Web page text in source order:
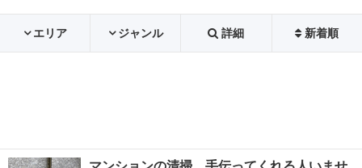
エリア ジャンル 詳細 新着順